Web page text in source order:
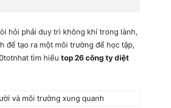
hỏi phải duy trì không khí trong lành,
để tạo ra một môi trường để học tập,
tìm hiểu top 26 công ty diệt
và môi trường xung quanh